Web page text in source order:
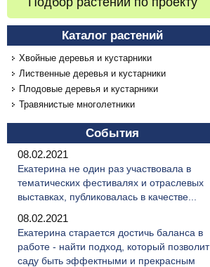
Каталог растений
Хвойные деревья и кустарники
Лиственные деревья и кустарники
Плодовые деревья и кустарники
Травянистые многолетники
События
08.02.2021
Екатерина не один раз участвовала в
тематических фестивалях и отраслевых
выставках, публиковалась в качестве...
08.02.2021
Екатерина старается достичь баланса в
работе - найти подход, который позволит
саду быть эффектными и прекрасным